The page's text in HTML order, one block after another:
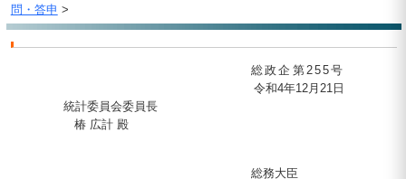
問・答申 >
総政企第255号
令和4年12月21日
統計委員会委員長
椿 広計 殿
総務大臣